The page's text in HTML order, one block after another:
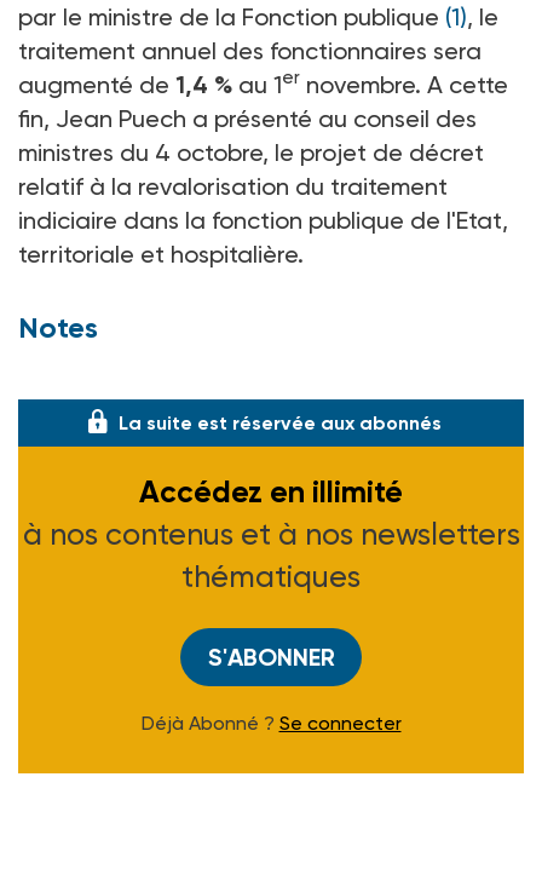
par le ministre de la Fonction publique (1), le
traitement annuel des fonctionnaires sera
augmenté de 1,4 % au 1er novembre. A cette
fin, Jean Puech a présenté au conseil des
ministres du 4 octobre, le projet de décret
relatif à la revalorisation du traitement
indiciaire dans la fonction publique de l'Etat,
territoriale et hospitalière.
Notes
La suite est réservée aux abonnés
Accédez en illimité
à nos contenus et à nos newsletters
thématiques
S'ABONNER
Déjà Abonné ? Se connecter